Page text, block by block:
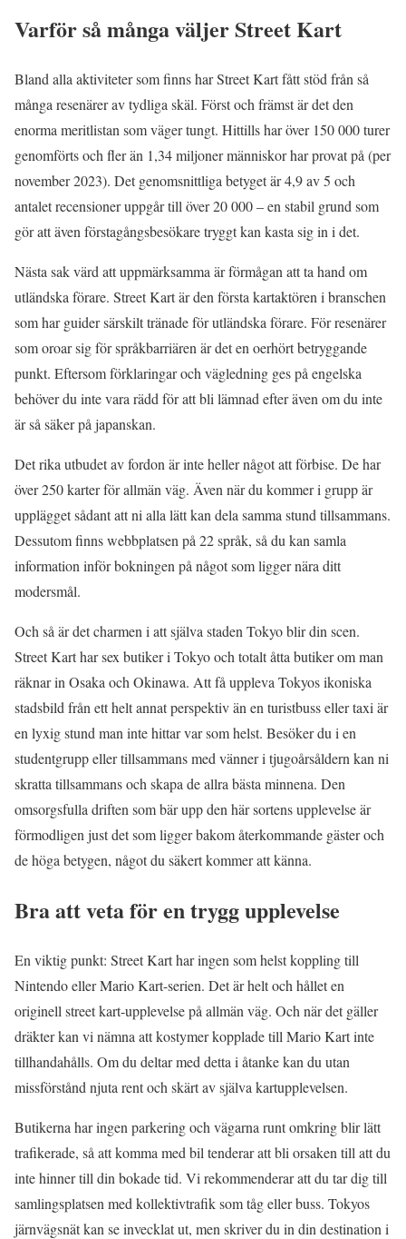
Varför så många väljer Street Kart
Bland alla aktiviteter som finns har Street Kart fått stöd från så
många resenärer av tydliga skäl. Först och främst är det den
enorma meritlistan som väger tungt. Hittills har över 150 000 turer
genomförts och fler än 1,34 miljoner människor har provat på (per
november 2023). Det genomsnittliga betyget är 4,9 av 5 och
antalet recensioner uppgår till över 20 000 – en stabil grund som
gör att även förstagångsbesökare tryggt kan kasta sig in i det.
Nästa sak värd att uppmärksamma är förmågan att ta hand om
utländska förare. Street Kart är den första kartaktören i branschen
som har guider särskilt tränade för utländska förare. För resenärer
som oroar sig för språkbarriären är det en oerhört betryggande
punkt. Eftersom förklaringar och vägledning ges på engelska
behöver du inte vara rädd för att bli lämnad efter även om du inte
är så säker på japanskan.
Det rika utbudet av fordon är inte heller något att förbise. De har
över 250 karter för allmän väg. Även när du kommer i grupp är
upplägget sådant att ni alla lätt kan dela samma stund tillsammans.
Dessutom finns webbplatsen på 22 språk, så du kan samla
information inför bokningen på något som ligger nära ditt
modersmål.
Och så är det charmen i att själva staden Tokyo blir din scen.
Street Kart har sex butiker i Tokyo och totalt åtta butiker om man
räknar in Osaka och Okinawa. Att få uppleva Tokyos ikoniska
stadsbild från ett helt annat perspektiv än en turistbuss eller taxi är
en lyxig stund man inte hittar var som helst. Besöker du i en
studentgrupp eller tillsammans med vänner i tjugoårsåldern kan ni
skratta tillsammans och skapa de allra bästa minnena. Den
omsorgsfulla driften som bär upp den här sortens upplevelse är
förmodligen just det som ligger bakom återkommande gäster och
de höga betygen, något du säkert kommer att känna.
Bra att veta för en trygg upplevelse
En viktig punkt: Street Kart har ingen som helst koppling till
Nintendo eller Mario Kart-serien. Det är helt och hållet en
originell street kart-upplevelse på allmän väg. Och när det gäller
dräkter kan vi nämna att kostymer kopplade till Mario Kart inte
tillhandahålls. Om du deltar med detta i åtanke kan du utan
missförstånd njuta rent och skärt av själva kartupplevelsen.
Butikerna har ingen parkering och vägarna runt omkring blir lätt
trafikerade, så att komma med bil tenderar att bli orsaken till att du
inte hinner till din bokade tid. Vi rekommenderar att du tar dig till
samlingsplatsen med kollektivtrafik som tåg eller buss. Tokyos
järnvägsnät kan se invecklat ut, men skriver du in din destination i